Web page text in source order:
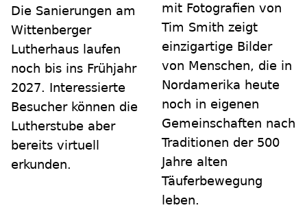
Die Sanierungen am
Wittenberger
Lutherhaus laufen
noch bis ins Frühjahr
2027. Interessierte
Besucher können die
Lutherstube aber
bereits virtuell
erkunden.
mit Fotografien von
Tim Smith zeigt
einzigartige Bilder
von Menschen, die in
Nordamerika heute
noch in eigenen
Gemeinschaften nach
Traditionen der 500
Jahre alten
Täuferbewegung
leben.